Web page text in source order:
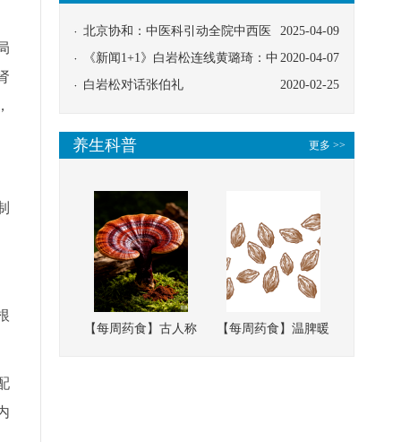
2025-04-09
北京协和：中医科引动全院中西医
协同
2020-04-07
《新闻1+1》白岩松连线黄璐琦：中
医救治的临床效果
2020-02-25
白岩松对话张伯礼
更多 >>
养生科普
【每周药食】古人称
【每周药食】温脾暖